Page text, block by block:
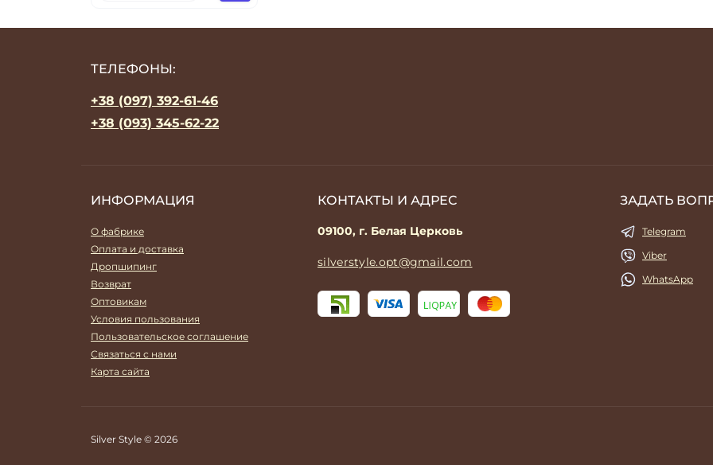
ТЕЛЕФОНЫ:
+38 (097) 392-61-46
+38 (093) 345-62-22
ИНФОРМАЦИЯ
О фабрике
Оплата и доставка
Дропшипинг
Возврат
Оптовикам
Условия пользования
Пользовательское соглашение
Связаться с нами
Карта сайта
КОНТАКТЫ И АДРЕС
09100, г. Белая Церковь
silverstyle.opt@gmail.com
ЗАДАТЬ
Telegram
Viber
WhatsApp
Silver Style © 2026